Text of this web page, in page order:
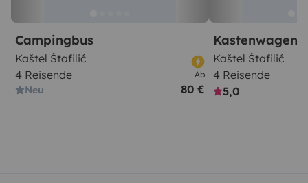
Campingbus
Kaštel Štafilić
4 Reisende
Neu
Ab
80 €
Kastenwagen
Kaštel Štafilić
4 Reisende
5,0